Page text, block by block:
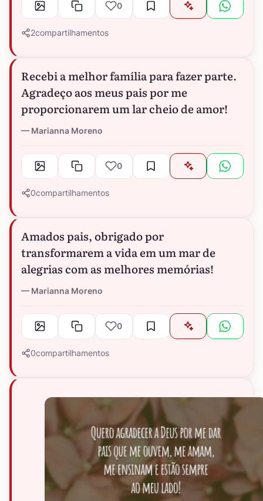
0
2compartilhamentos
Recebi a melhor família para fazer parte.
Agradeço aos meus pais por me
proporcionarem um lar cheio de amor!
Marianna Moreno
0
0compartilhamentos
Amados pais, obrigado por
transformarem a vida em um mar de
alegrias com as melhores memórias!
Marianna Moreno
0
0compartilhamentos